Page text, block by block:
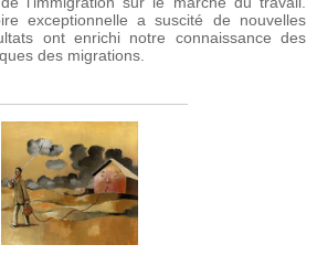
exceptionnelle a suscité de nouvelles
ont enrichi notre connaissance des
des migrations.